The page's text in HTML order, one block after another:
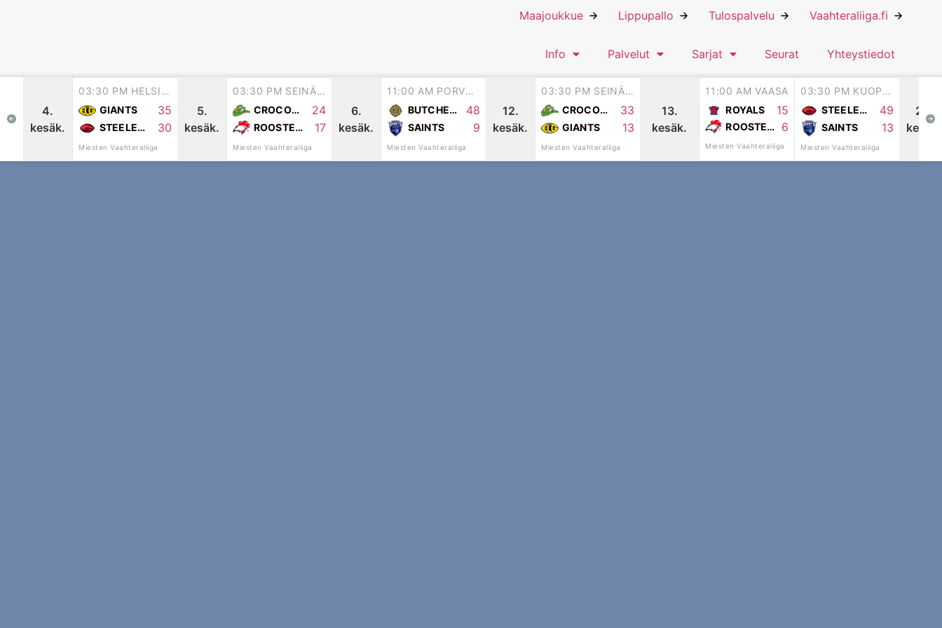
Maajoukkue Lippupallo Tulospalvelu Vaahteraliiga.fi
Info Palvelut Sarjat Seurat Yhteystiedot
4.
kesäk.
03:30 PM HELSINKI
GIANTS
35
STEELERS 30
Miesten Vaahteraliiga
5.
kesäk.
03:30 PM SEINÄJOKI
CROCODILES
24
ROOSTERS 17
Miesten Vaahteraliiga
6.
kesäk.
11:00 AM PORVOO
BUTCHERS
48
SAINTS 9
Miesten Vaahteraliiga
12.
kesäk.
03:30 PM SEINÄJOKI
CROCODILES
33
GIANTS 13
Miesten Vaahteraliiga
13.
kesäk.
11:00 AM VAASA
ROYALS
15
ROOSTERS 6
Miesten Vaahteraliiga
03:30 PM KUOPIO
STEELERS
49
SAINTS 13
Miesten Vaahteraliiga
25.
kesäk.